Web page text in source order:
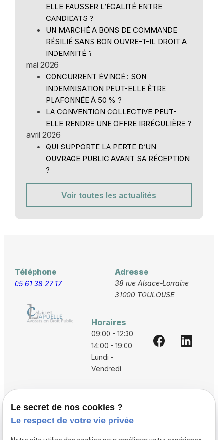
ELLE FAUSSER L’ÉGALITÉ ENTRE
CANDIDATS ?
UN MARCHÉ A BONS DE COMMANDE
RÉSILIÉ SANS BON OUVRE-T-IL DROIT A
INDEMNITÉ ?
mai 2026
CONCURRENT ÉVINCÉ : SON
INDEMNISATION PEUT-ELLE ÊTRE
PLAFONNÉE À 50 % ?
LA CONVENTION COLLECTIVE PEUT-
ELLE RENDRE UNE OFFRE IRRÉGULIÈRE ?
avril 2026
QUI SUPPORTE LA PERTE D’UN
OUVRAGE PUBLIC AVANT SA RÉCEPTION
?
Voir toutes les actualités
Téléphone
05 61 38 27 17
Adresse
38 rue Alsace-Lorraine
31000 TOULOUSE
Horaires
09:00 - 12:30
14:00 - 19:00
Lundi -
Vendredi
Vos avocats
Le secret de nos cookies ?
Le respect de votre vie privée